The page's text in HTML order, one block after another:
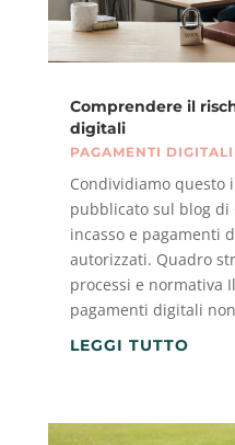
Comprendere il
digitali
PAGAMENTI DIGITALI
Condividiamo questo
pubblicato sul blog di
incasso e pagamenti
autorizzati. Quadro
processi e normativa
pagamenti digitali
LEGGI TUTTO